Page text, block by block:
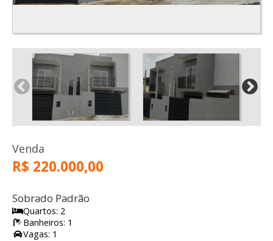
Venda
R$ 220.000,00
Sobrado Padrão
Quartos: 2
Banheiros: 1
Vagas: 1